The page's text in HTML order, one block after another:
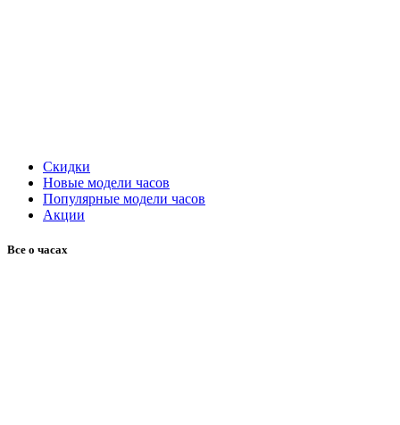
Скидки
Новые модели часов
Популярные модели часов
Акции
Все о часах